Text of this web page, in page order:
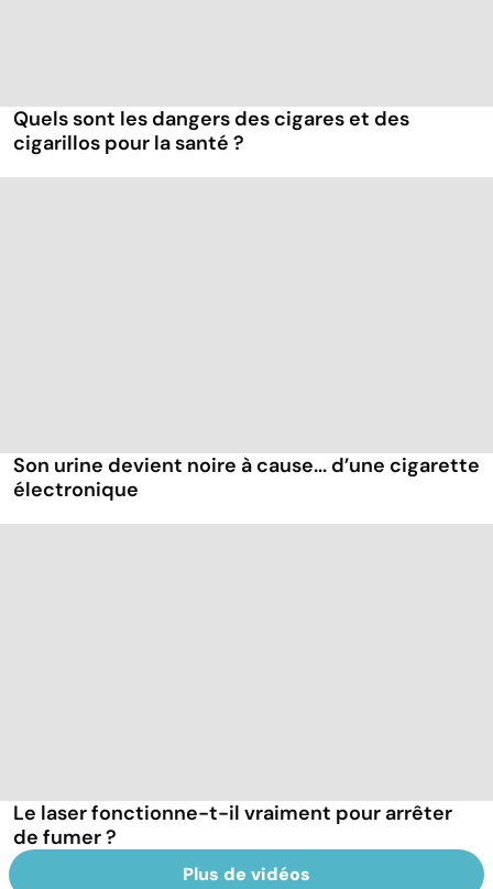
Quels sont les dangers des cigares et des
cigarillos pour la santé ?
Son urine devient noire à cause... d’une cigarette
électronique
Le laser fonctionne-t-il vraiment pour arrêter
de fumer ?
Plus de vidéos